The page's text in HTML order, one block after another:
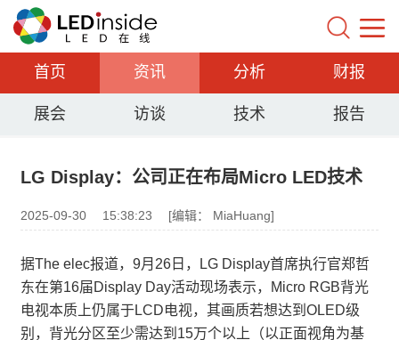
首页 资讯 分析 财报
展会 访谈 技术 报告
LG Display：公司正在布局Micro LED技术
2025-09-30 15:38:23 [编辑： MiaHuang]
据The elec报道，9月26日，LG Display首席执行官郑哲
东在第16届Display Day活动现场表示，Micro RGB背光
电视本质上仍属于LCD电视，其画质若想达到OLED级
别，背光分区至少需达到15万个以上（以正面视角为基